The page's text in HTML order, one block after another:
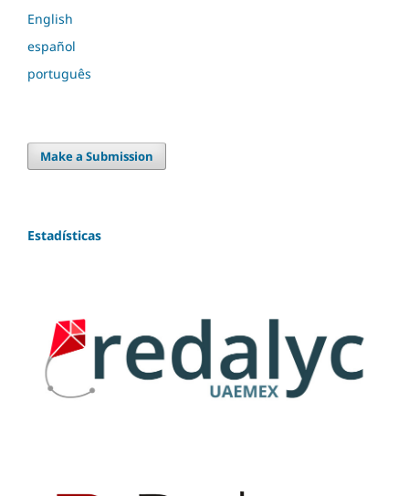
English
español
português
Make a Submission
Estadísticas